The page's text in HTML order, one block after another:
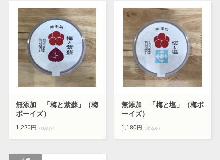
無添加 「梅と紫蘇」（梅
ボーイズ）
1,220円 （税込み）
無添加 「梅と塩」（梅ボ
ーイズ）
1,180円 （税込み）